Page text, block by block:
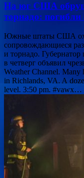
На юг США
торнадо: погибли
Южные штаты США
сопровождающиеся
и торнадо.
в четверг объявил
Weather Channel. Many
in Richlands, VA. A
level. 3:50 pm. #vawx…